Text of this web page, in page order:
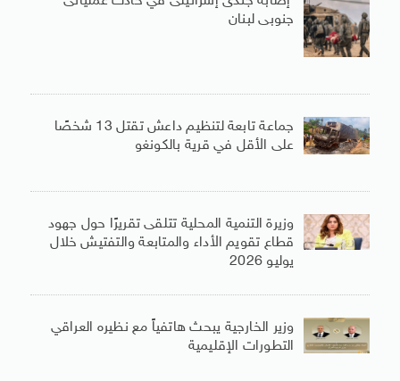
جنوبى لبنان
جماعة تابعة لتنظيم داعش تقتل 13 شخصًا
على الأقل في قرية بالكونغو
وزيرة التنمية المحلية تتلقى تقريرًا حول جهود
قطاع تقويم الأداء والمتابعة والتفتيش خلال
يوليو 2026
وزير الخارجية يبحث هاتفياً مع نظيره العراقي
التطورات الإقليمية